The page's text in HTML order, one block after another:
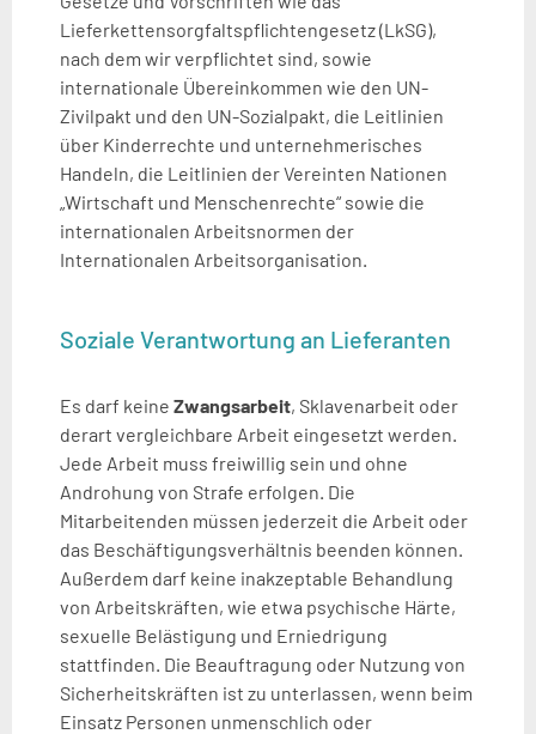
Lieferkettensorgfaltspflichtengesetz (LkSG),
nach dem wir verpflichtet sind, sowie
internationale Übereinkommen wie den UN-
Zivilpakt und den UN-Sozialpakt, die Leitlinien
über Kinderrechte und unternehmerisches
Handeln, die Leitlinien der Vereinten Nationen
„Wirtschaft und Menschenrechte“ sowie die
internationalen Arbeitsnormen der
Internationalen Arbeitsorganisation.
Soziale Verantwortung an Lieferanten
Es darf keine Zwangsarbeit, Sklavenarbeit oder
derart vergleichbare Arbeit eingesetzt werden.
Jede Arbeit muss freiwillig sein und ohne
Androhung von Strafe erfolgen. Die
Mitarbeitenden müssen jederzeit die Arbeit oder
das Beschäftigungsverhältnis beenden können.
Außerdem darf keine inakzeptable Behandlung
von Arbeitskräften, wie etwa psychische Härte,
sexuelle Belästigung und Erniedrigung
stattfinden. Die Beauftragung oder Nutzung von
Sicherheitskräften ist zu unterlassen, wenn beim
Einsatz Personen unmenschlich oder